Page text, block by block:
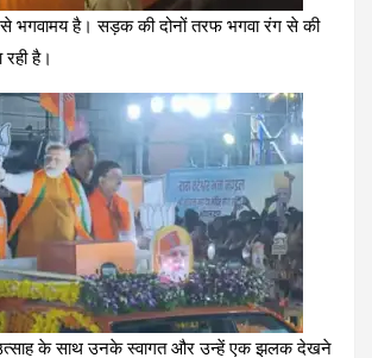
से भगवामय है। सड़क की दोनों तरफ भगवा रंग से की
है।
उत्साह के साथ उनके स्वागत और उन्हें एक झलक देखने